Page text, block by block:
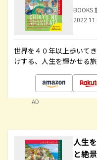
BOOKS
世界を４０年以上歩いて
けする、人生を輝かせる
AD
人生
と絶